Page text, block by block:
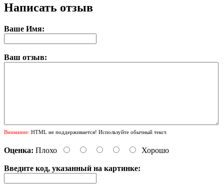
Написать отзыв
Ваше Имя:
Ваш отзыв:
Внимание: HTML не поддерживается! Используйте обычный текст.
Оценка: Плохо Хорошо
Введите код, указанный на картинке: